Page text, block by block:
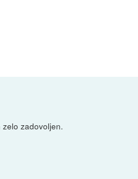
zadovoljen.